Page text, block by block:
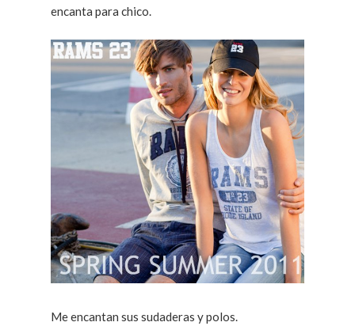
encanta para chico.
Me encantan sus sudaderas y polos.